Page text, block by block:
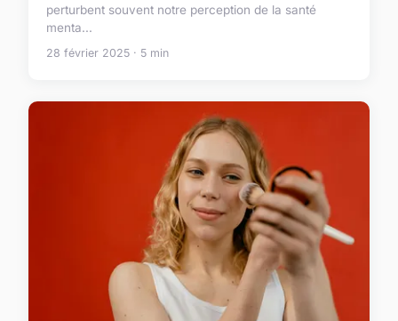
perturbent souvent notre perception de la santé
menta...
28 février 2025 · 5 min